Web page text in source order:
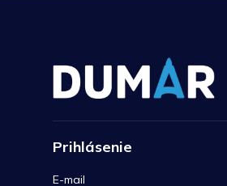
Prihlásenie
E-mail